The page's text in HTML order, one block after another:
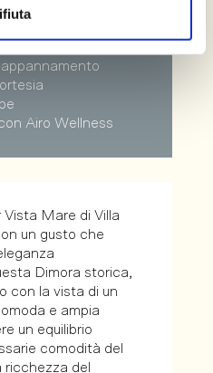
Airo Wellness
Vista Mare di Villa
un gusto che
Dimora storica,
con la vista di un
e ampia
un equilibrio
comodità del
del